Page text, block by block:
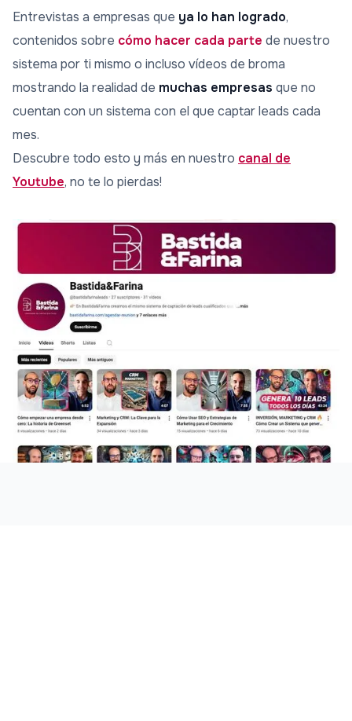
Entrevistas a empresas que ya lo han logrado,
contenidos sobre cómo hacer cada parte de nuestro
sistema por ti mismo o incluso vídeos de broma
mostrando la realidad de muchas empresas que no
cuentan con un sistema con el que captar leads cada
mes.
Descubre todo esto y más en nuestro canal de
Youtube, no te lo pierdas!